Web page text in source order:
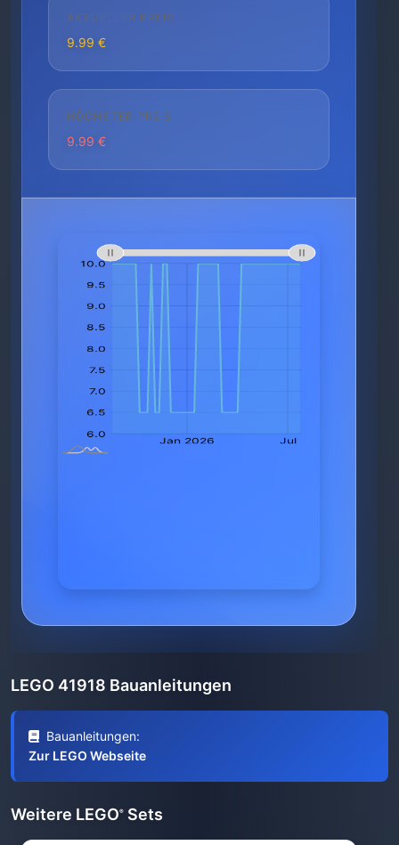
AKTUELLER PREIS
9.99 €
HÖCHSTER PREIS
9.99 €
LEGO 41918 Bauanleitungen
Bauanleitungen:
Zur LEGO Webseite
Weitere LEGO® Sets